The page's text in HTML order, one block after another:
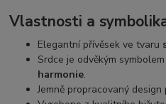
Vlastnosti a
Elegantní přívěsek ve tvaru
Srdce je odvěkým symbolem
harmonie.
Jemně propracovaný